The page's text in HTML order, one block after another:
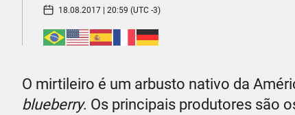
18.08.2017 | 20:59 (UTC -3)
O mirtileiro é um arbusto nativo da
blueberry. Os principais produtores são